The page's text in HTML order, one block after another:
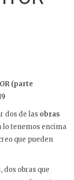
(parte
de las obras
lo tenemos encima
que pueden
, dos obras que